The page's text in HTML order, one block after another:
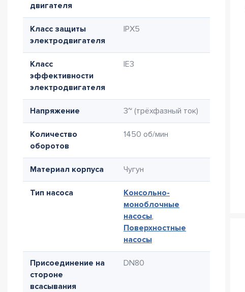
двигателя
Класс защиты
электродвигателя
IPX5
Класс
эффективности
электродвигателя
IE3
Напряжение 3~ (трёхфазный ток)
Количество
оборотов
1450 об/мин
Материал корпуса Чугун
Тип насоса
Консольно-
моноблочные
насосы,
Поверхностные
насосы
Присоединение на
стороне
всасывания
DN80